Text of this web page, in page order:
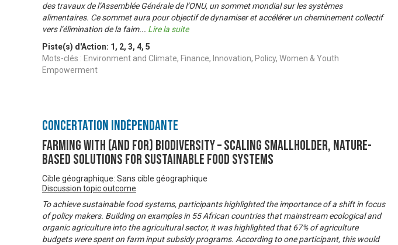
des travaux de l’Assemblée Générale de l’ONU, un sommet mondial sur les systèmes
alimentaires. Ce sommet aura pour objectif de dynamiser et accélérer un cheminement collectif
vers l’élimination de la faim... Lire la suite
Piste(s) d'Action: 1 , 2, 3, 4, 5
Mots-clés : Environment and Climate, Finance, Innovation, Policy, Women & Youth
Empowerment
Concertation Indépendante
FARMING WITH (AND FOR) BIODIVERSITY – Scaling smallholder, nature-
based solutions for sustainable food systems
Cible géographique: Sans cible géographique
Discussion topic outcome
To achieve sustainable food systems, participants highlighted the importance of a shift in focus
of policy makers. Building on examples in 55 African countries that mainstream ecological and
organic agriculture into the agricultural sector, it was highlighted that 67% of agriculture
budgets were spent on farm input subsidy programs. According to one participant, this would